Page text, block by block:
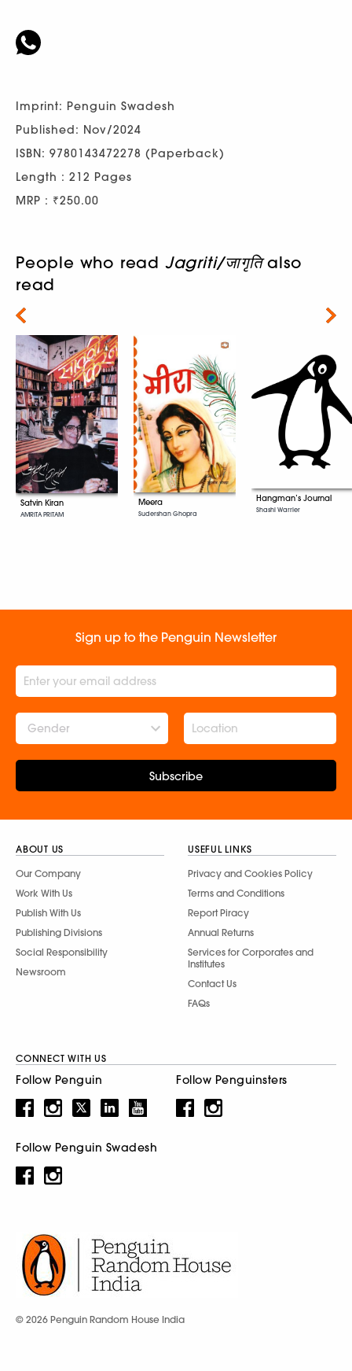
Imprint: Penguin Swadesh
Published: Nov/2024
ISBN: 9780143472278 (Paperback)
Length : 212 Pages
MRP : ₹250.00
People who read Jagriti/जागृतिalso
read
Satvin Kiran
AMRITA PRITAM
Meera
Sudershan Ghopra
Hangman’s Journal
Shashi Warrier
Next
Sign up to the Penguin Newsletter
Gender
Subscribe
ABOUT US
Our Company
Work With Us
Publish With Us
Publishing Divisions
Social Responsibility
Newsroom
USEFUL LINKS
Privacy and Cookies Policy
Terms and Conditions
Report Piracy
Annual Returns
Services for Corporates and
Institutes
Contact Us
FAQs
CONNECT WITH US
Follow Penguin Follow Penguinsters
Follow Penguin Swadesh
© 2026 Penguin Random House India